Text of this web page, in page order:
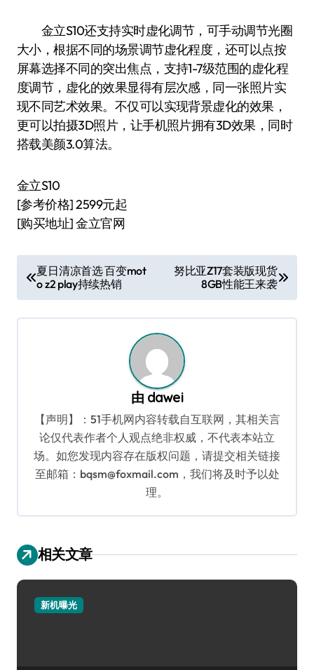
金立S10还支持实时虚化调节，可手动调节光圈
大小，根据不同的场景调节虚化程度，还可以点按
屏幕选择不同的突出焦点，支持1-7级范围的虚化程
度调节，虚化的效果显得有层次感，同一张照片实
现不同艺术效果。不仅可以实现背景虚化的效果，
更可以拍摄3D照片，让手机照片拥有3D效果，同时
搭载美颜3.0算法。
金立S10
[参考价格] 2599元起
[购买地址] 金立官网
章
导
夏日清凉首选 百变mot
o z2 play持续热销
努比亚Z17套装版现货
8GB性能王来袭
由 dawei
【声明】：51手机网内容转载自互联网，其相关言
论仅代表作者个人观点绝非权威，不代表本站立
场。如您发现内容存在版权问题，请提交相关链接
至邮箱：bqsm@foxmail.com，我们将及时予以处
理。
相关文章
新机曝光